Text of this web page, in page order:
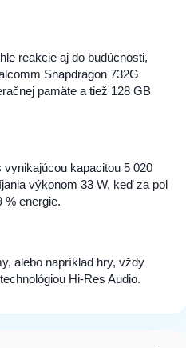
reakcie aj do budúcnosti,
Snapdragon 732G
pamäte a tiež 128 GB
kapacitou 5 020
výkonom 33 W, keď za pol
% energie.
alebo napríklad hry, vždy
Hi-Res Audio.